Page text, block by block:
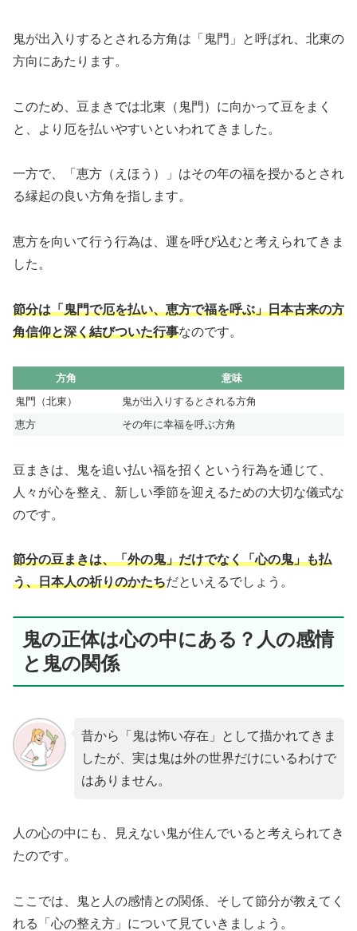
鬼が出入りするとされる方角は「鬼門」と呼ばれ、北東の
方向にあたります。
このため、豆まきでは北東（鬼門）に向かって豆をまく
と、より厄を払いやすいといわれてきました。
一方で、「恵方（えほう）」はその年の福を授かるとされ
る縁起の良い方角を指します。
恵方を向いて行う行為は、運を呼び込むと考えられてきま
した。
節分は「鬼門で厄を払い、恵方で福を呼ぶ」日本古来の方
角信仰と深く結びついた行事なのです。
方角
意味
鬼門（北東）
鬼が出入りするとされる方角
恵方
その年に幸福を呼ぶ方角
豆まきは、鬼を追い払い福を招くという行為を通じて、
人々が心を整え、新しい季節を迎えるための大切な儀式な
のです。
節分の豆まきは、「外の鬼」だけでなく「心の鬼」も払
う、日本人の祈りのかたちだといえるでしょう。
鬼の正体は心の中にある？人の感情
と鬼の関係
昔から「鬼は怖い存在」として描かれてきま
したが、実は鬼は外の世界だけにいるわけで
はありません。
人の心の中にも、見えない鬼が住んでいると考えられてき
たのです。
ここでは、鬼と人の感情との関係、そして節分が教えてく
れる「心の整え方」について見ていきましょう。